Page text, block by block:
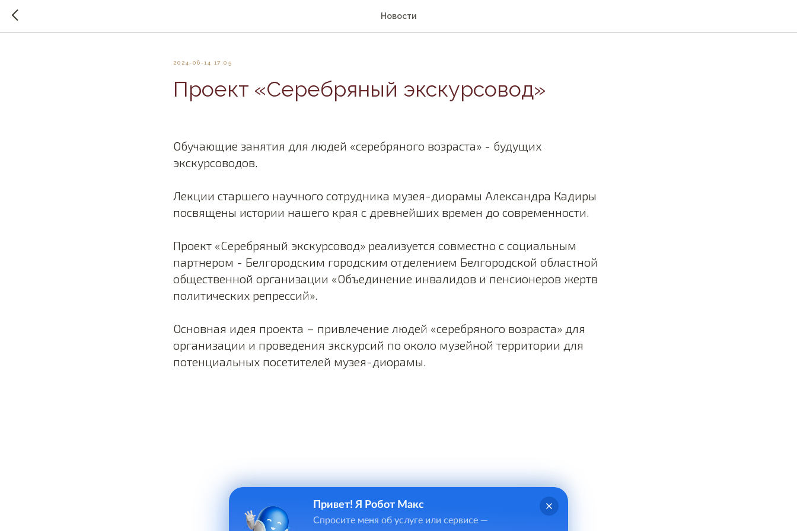
Новости
2024-06-14 17:05
Проект «Серебряный экскурсовод»
Обучающие занятия для людей «серебряного возраста» - будущих
экскурсоводов.
Лекции старшего научного сотрудника музея-диорамы Александра Кадиры
посвящены истории нашего края с древнейших времен до современности.
Проект «Серебряный экскурсовод» реализуется совместно с социальным
партнером - Белгородским городским отделением Белгородской областной
общественной организации «Объединение инвалидов и пенсионеров жертв
политических репрессий».
Основная идея проекта – привлечение людей «серебряного возраста» для
организации и проведения экскурсий по около музейной территории для
потенциальных посетителей музея-диорамы.
Привет! Я Робот Макс
Спросите меня об услуге или сервисе —